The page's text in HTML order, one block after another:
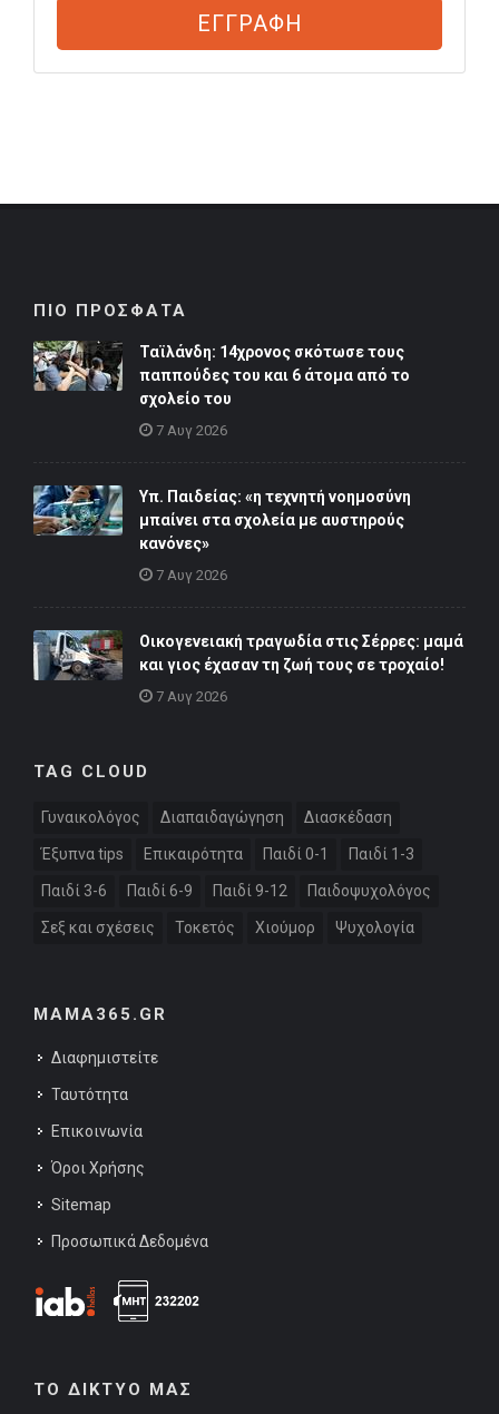
ΕΓΓΡΑΦΗ
ΠΙΟ ΠΡΟΣΦΑΤΑ
Ταϊλάνδη: 14χρονος σκότωσε τους
παππούδες του και 6 άτομα από το
σχολείο του
7 Αυγ 2026
Υπ. Παιδείας: «η τεχνητή νοημοσύνη
μπαίνει στα σχολεία με αυστηρούς
κανόνες»
7 Αυγ 2026
Οικογενειακή τραγωδία στις Σέρρες: μαμά
και γιος έχασαν τη ζωή τους σε τροχαίο!
7 Αυγ 2026
TAG CLOUD
Γυναικολόγος Διαπαιδαγώγηση Διασκέδαση
Έξυπνα tips Επικαιρότητα Παιδί 0-1 Παιδί 1-3
Παιδί 3-6 Παιδί 6-9 Παιδί 9-12 Παιδοψυχολόγος
Σεξ και σχέσεις Τοκετός Χιούμορ Ψυχολογία
MAMA365.GR
Διαφημιστείτε
Ταυτότητα
Επικοινωνία
Όροι Χρήσης
Sitemap
Προσωπικά Δεδομένα
ΤΟ ΔΙΚΤΥΟ ΜΑΣ